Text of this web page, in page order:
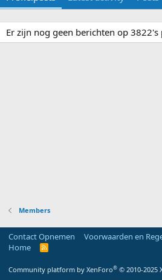
Er zijn nog geen berichten op 3822's
Members
Contact Opnemen Voorwaarden en
Home
R
Community platform by XenForo® © 2010-2025